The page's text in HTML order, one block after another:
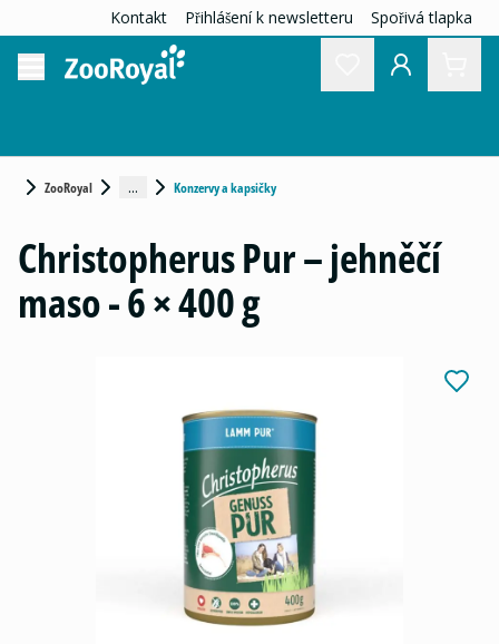
Kontakt Přihlášení k newsletteru Spořivá tlapka
ZooRoyal ... Konzervy a kapsičky
Christopherus Pur – jehněčí
maso - 6 × 400 g